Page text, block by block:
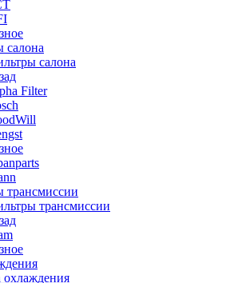
салона
салона
Filter
трансмиссии
трансмиссии
охлаждения